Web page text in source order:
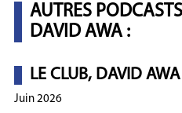
AUTRES
DAVID AWA :
LE CLUB, DAVID AWA
Juin 2026